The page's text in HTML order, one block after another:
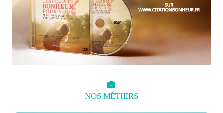
NOS MÉTIERS